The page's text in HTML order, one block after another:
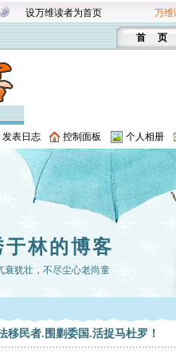
设万维读者为首页 万维
首 页
发表日志 控制面板 个人相册
于林的博客
衰犹壮，不尽尘心老尚童
移民者.围剿委国.活捉马杜罗！